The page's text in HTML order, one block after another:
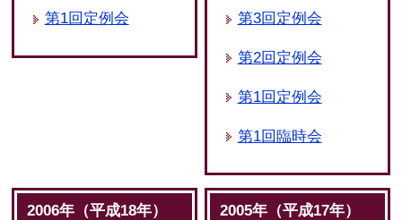
第1回定例会 第3回定例会
第2回定例会
第1回定例会
第1回臨時会
2006年（平成18年） 2005年（平成17年）